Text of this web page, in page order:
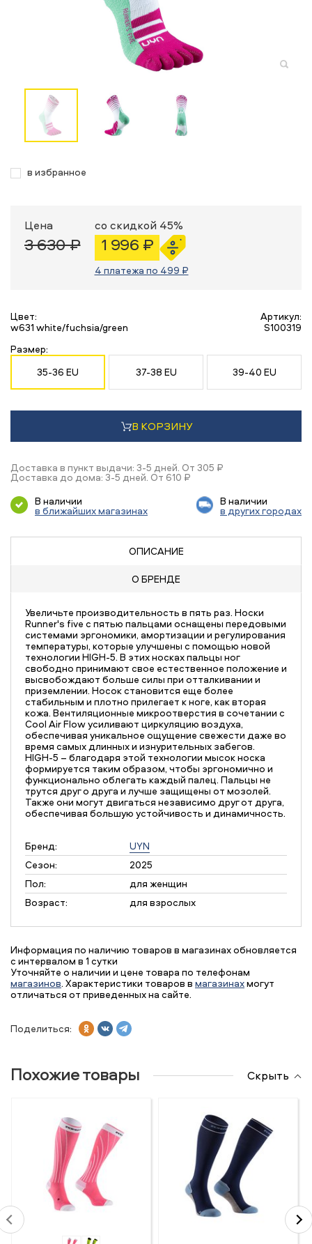
в избранное
Цена
3 630 ₽
со скидкой 45%
1 996 ₽
4 платежа по 499 ₽
Цвет:
w631 white/fuchsia/green
Артикул:
S100319
Размер:
35-36 EU
37-38 EU 39-40 EU
В КОРЗИНУ
Доставка в пункт выдачи: 3-5 дней. От 305 ₽
Доставка до дома: 3-5 дней. От 610 ₽
В наличии
в ближайших магазинах
В наличии
в других городах
ОПИСАНИЕ
О БРЕНДЕ
Увеличьте производительность в пять раз. Носки
Runner's five с пятью пальцами оснащены передовыми
системами эргономики, амортизации и регулирования
температуры, которые улучшены с помощью новой
технологии HIGH-5. В этих носках пальцы ног
свободно принимают свое естественное положение и
высвобождают больше силы при отталкивании и
приземлении. Носок становится еще более
стабильным и плотно прилегает к ноге, как вторая
кожа. Вентиляционные микроотверстия в сочетании с
Cool Air Flow усиливают циркуляцию воздуха,
обеспечивая уникальное ощущение свежести даже во
время самых длинных и изнурительных забегов.
HIGH-5 – благодаря этой технологии мысок носка
формируется таким образом, чтобы эргономично и
функционально облегать каждый палец. Пальцы не
трутся друг о друга и лучше защищены от мозолей.
Также они могут двигаться независимо друг от друга,
обеспечивая большую устойчивость и динамичность.
Бренд:
UYN
Сезон:
2025
Пол:
для женщин
Возраст:
для взрослых
Информация по наличию товаров в магазинах обновляется
с интервалом в 1 сутки
Уточняйте о наличии и цене товара по телефонам
магазинов. Характеристики товаров в магазинахмогут
отличаться от приведенных на сайте.
Поделиться:
Похожие товары Скрыть